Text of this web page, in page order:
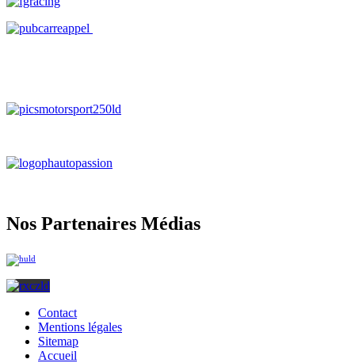
Nos Partenaires Médias
Contact
Mentions légales
Sitemap
Accueil